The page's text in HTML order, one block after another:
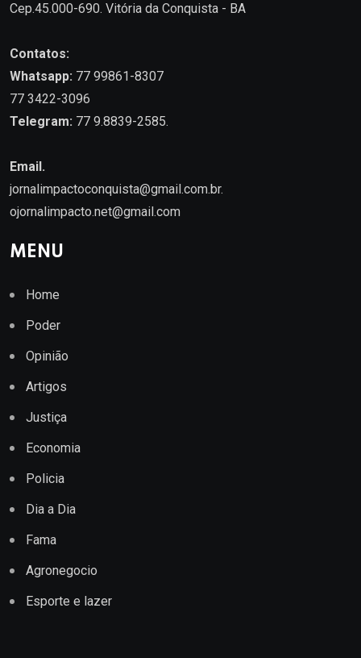
Cep.45.000-690. Vitória da Conquista - BA
Contatos:
Whatsapp: 77 99861-8307
77 3422-3096
Telegram: 77 9.8839-2585.
Email.
jornalimpactoconquista@gmail.com.br.
ojornalimpacto.net@gmail.com
MENU
Home
Poder
Opinião
Artigos
Justiça
Economia
Policia
Dia a Dia
Fama
Agronegocio
Esporte e lazer